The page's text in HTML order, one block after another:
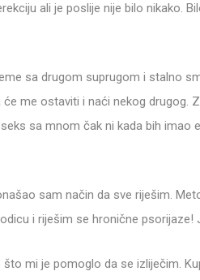
ali je poslije nije bilo nikako.
sa drugom suprugom i stalno
me ostaviti i naći nekog drugog.
sa mnom čak ni kada bih
sam način da sve riješim.
i riješim se hronične
mi je pomoglo da se izliječim.